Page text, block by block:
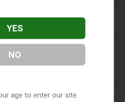
电子烟控制业务 - AdNews
3 days ago
子烟店’室内设计而在网上引发
YES
NO
age to enter our site.